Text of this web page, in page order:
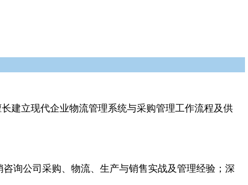
建立现代企业物流管理系统与采购管理工作流程及供
询公司采购、物流、生产与销售实战及管理经验；深